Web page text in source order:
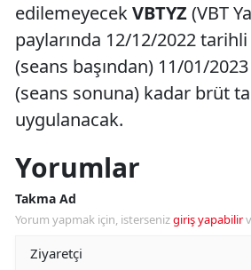
edilemeyecekVBTYZ (VBT
paylarında 12/12/2022
(seans başından) 11/01/
(seans sonuna) kadar brüt
uygulanacak.
Yorumlar
Takma Ad
Yorum yapmak için, istersenizgiriş yapabilir